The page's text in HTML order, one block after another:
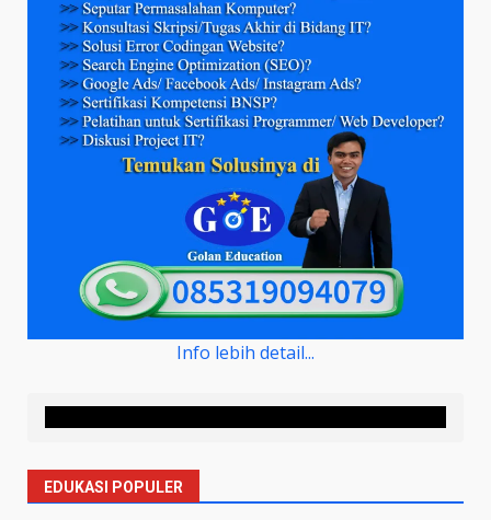
Info lebih detail...
EDUKASI POPULER